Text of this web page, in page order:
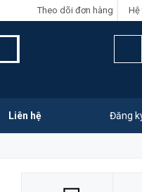
Hệ
Theo dõi đơn hàng
Liên hệ Đăng
LIÊN HỆ ĐẶT